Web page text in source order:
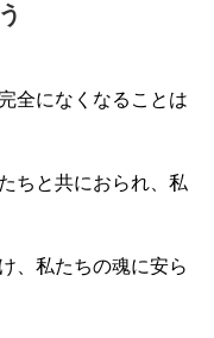
全になくなることは
ちと共におられ、私
、私たちの魂に安ら